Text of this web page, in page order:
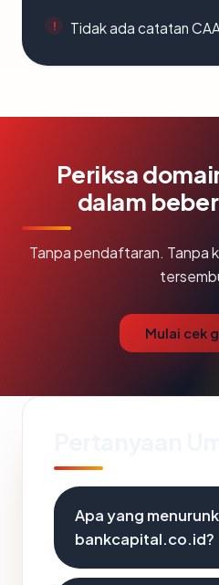
Tidak ada catatan
Periksa
dalam
Tanpa pendaftaran. Tanpa
Mulai cek
Apa yang
bankcapital.co.id?